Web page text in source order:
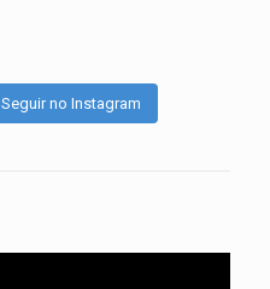
Seguir no Instagram